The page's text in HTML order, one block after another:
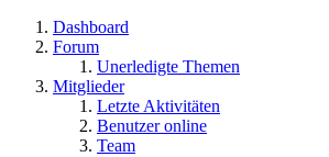
Dashboard
Forum
Unerledigte Themen
Mitglieder
Letzte Aktivitäten
Benutzer online
Team